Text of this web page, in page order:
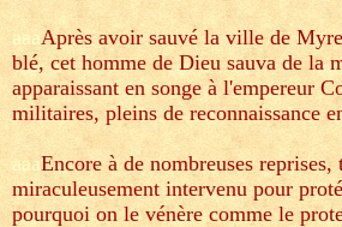
aaaAprès avoir sauvé la ville de
blé, cet homme de Dieu sauva de la
apparaissant en songe à l'empereur
militaires, pleins de reconnaissance
aaaEncore à de nombreuses
miraculeusement intervenu pour
pourquoi on le vénère comme le